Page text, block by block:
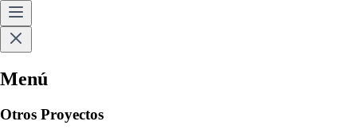
Menú
Otros Proyectos